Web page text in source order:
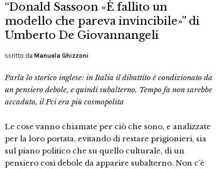
“Donald Sassoon «È fallito un
modello che pareva invincibile»” di
Umberto De Giovannangeli
scritto da Manuela Ghizzoni
Parla lo storico inglese: in Italia il dibattito è condizionato da
un pensiero debole, e quindi subalterno. Tempo fa non sarebbe
accaduto, il Pci era più cosmopolita
Le cose vanno chiamate per ciò che sono, e analizzate
per la loro portata, evitando di restare prigionieri, sia
sul piano politico che su quello culturale, di un
pensiero così debole da apparire subalterno. Non c’è